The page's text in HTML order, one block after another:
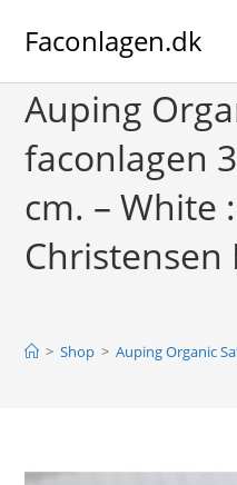
Faconlagen.dk
Auping
faconlagen
cm. – White
> Shop > Auping Organic